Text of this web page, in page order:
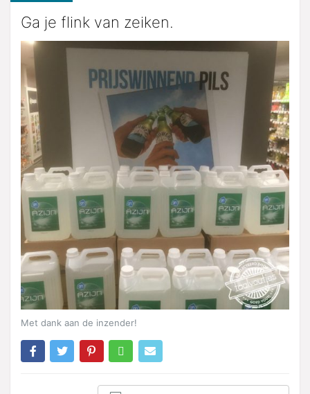
Ga je flink van zeiken.
Met dank aan de inzender!